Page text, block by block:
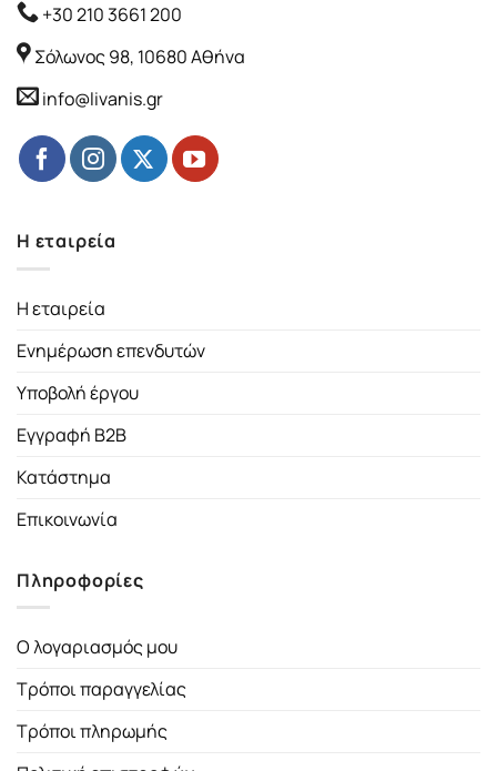
+30 210 3661 200
Σόλωνος 98, 10680 Αθήνα
info@livanis.gr
Η εταιρεία
Η εταιρεία
Ενημέρωση επενδυτών
Υποβολή έργου
Εγγραφή B2B
Κατάστημα
Επικοινωνία
Πληροφορίες
Ο λογαριασμός μου
Τρόποι παραγγελίας
Τρόποι πληρωμής